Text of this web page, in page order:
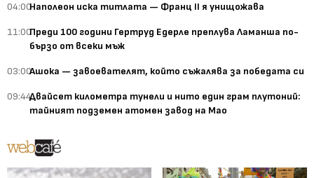
04:00Наполеон иска титлата — Франц II я унищожава
11:00Преди 100 години Гертруд Едерле преплува Ламанша по-
бързо от всеки мъж
03:00Ашока — завоевателят, който съжалява за победата си
09:44Двайсет километра тунели и нито един грам плутоний:
тайният подземен атомен завод на Мао